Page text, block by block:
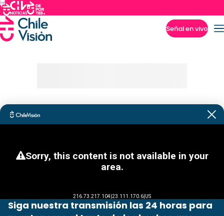
Señal en vivo
Siga nuestra transmisión las 24 horas para